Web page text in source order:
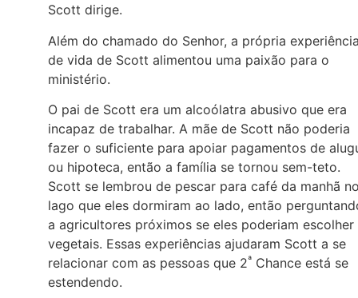
Scott dirige.
Além do chamado do Senhor, a própria
de vida de Scott alimentou uma paixão para o
ministério.
O pai de Scott era um alcoólatra abusivo que era
incapaz de trabalhar. A mãe de Scott não poderia
fazer o suficiente para apoiar pagamentos de
ou hipoteca, então a família se tornou sem-teto.
Scott se lembrou de pescar para café da manhã
lago que eles dormiram ao lado, então
a agricultores próximos se eles poderiam escolher
vegetais. Essas experiências ajudaram Scott a se
relacionar com as pessoas que 2ª Chance está se
estendendo.